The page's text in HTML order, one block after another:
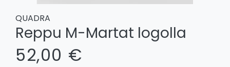
QUADRA
Reppu M-Martat logolla
52,00 €